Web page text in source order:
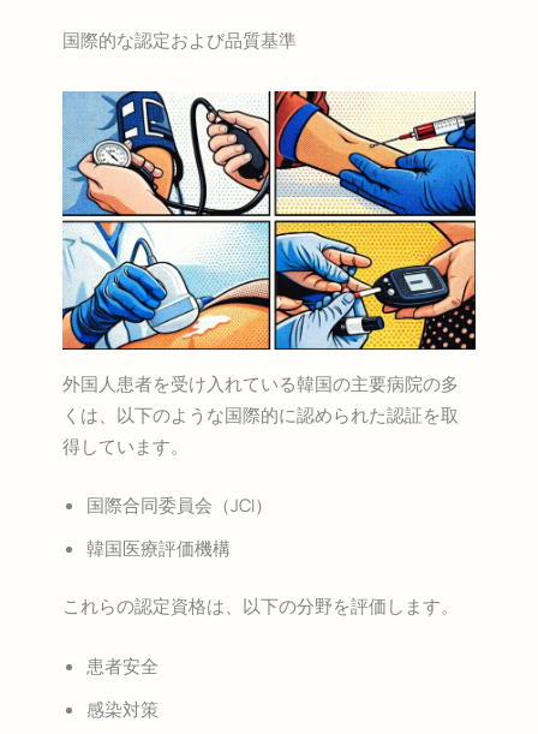
国際的な認定および品質基準
外国人患者を受け入れている韓国の主要病院の多
くは、以下のような国際的に認められた認証を取
得しています。
国際合同委員会（JCI）
韓国医療評価機構
これらの認定資格は、以下の分野を評価します。
患者安全
感染対策